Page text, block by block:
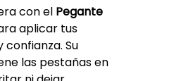
con el Pegante
aplicar tus
Su
las pestañas en